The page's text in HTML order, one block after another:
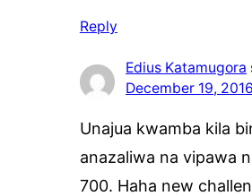
Reply
Edius Katamugora
December 19,
Unajua kwamba kila
anazaliwa na vipawa
700. Haha new